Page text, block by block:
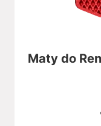
Maty do